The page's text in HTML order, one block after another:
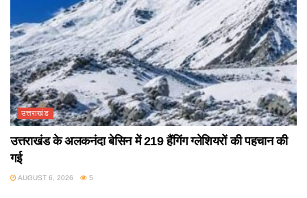
उत्तराखंड
उत्तराखंड के अलकनंदा बेसिन में 219 हैंगिंग ग्लेशियरों की पहचान की
गई
AUGUST 6, 2026 5